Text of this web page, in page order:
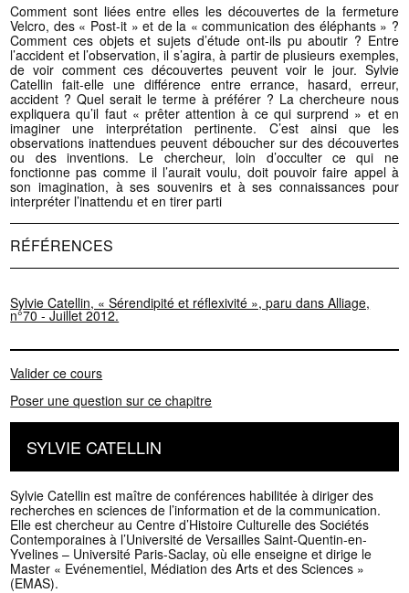
Comment sont liées entre elles les découvertes de la fermeture
Velcro, des « Post-it » et de la « communication des éléphants » ?
Comment ces objets et sujets d’étude ont-ils pu aboutir ? Entre
l’accident et l’observation, il s’agira, à partir de plusieurs exemples,
de voir comment ces découvertes peuvent voir le jour. Sylvie
Catellin fait-elle une différence entre errance, hasard, erreur,
accident ? Quel serait le terme à préférer ? La chercheure nous
expliquera qu’il faut « prêter attention à ce qui surprend » et en
imaginer une interprétation pertinente. C’est ainsi que les
observations inattendues peuvent déboucher sur des découvertes
ou des inventions. Le chercheur, loin d’occulter ce qui ne
fonctionne pas comme il l’aurait voulu, doit pouvoir faire appel à
son imagination, à ses souvenirs et à ses connaissances pour
interpréter l’inattendu et en tirer parti
RÉFÉRENCES
Sylvie Catellin, « Sérendipité et réflexivité », paru dans Alliage,
n°70 - Juillet 2012.
Valider ce cours
Poser une question sur ce chapitre
SYLVIE CATELLIN
Sylvie Catellin est maître de conférences habilitée à diriger des
recherches en sciences de l’information et de la communication.
Elle est chercheur au Centre d’Histoire Culturelle des Sociétés
Contemporaines à l’Université de Versailles Saint-Quentin-en-
Yvelines – Université Paris-Saclay, où elle enseigne et dirige le
Master « Evénementiel, Médiation des Arts et des Sciences »
(EMAS).